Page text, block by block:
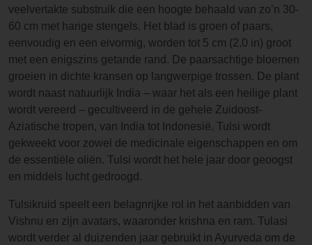
veelvertakte substruik die een hoogte behaald van zo’n 30-
60 cm met harige stengels. Het blad is groen of paars,
eenvoudig en een eivormig, worden tot 5 cm (2.0 in) groot
met een enigszins getande rand. De paarsachtige bloemen
groeien in dichte kransen op langwerpige trossen. De plant
wordt naast natuurlijk India – waar het als een heilige plant
wordt vereerd – gecultiveerd in de gehele Zuidoost-
Aziatische tropen, van India tot Indonesië. Tulsi wordt
gekweekt voor zowel de medicinale eigenschappen en om
de essentiële oliën. Tulsi wordt het hele jaar door geoogst
en middels lucht gedroogd.
Tulsikruid speelt een belagnrijke rol in het aanbidden van
Vishnu en zijn avatars, waaronder krishna en ram. Tulasi
wordt verder al duizenden jaar gebruikt in Ayurveda om de